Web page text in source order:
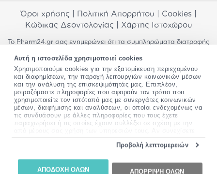
Αυτή η ιστοσελίδα χρησιμοποιεί cookies
Χρησιμοποιούμε cookies για την εξατομίκευση περιεχομένου
και διαφημίσεων, την παροχή λειτουργιών κοινωνικών μέσων
και την ανάλυση της επισκεψιμότητάς μας. Επιπλέον,
μοιραζόμαστε πληροφορίες που αφορούν τον τρόπο που
χρησιμοποιείτε τον ιστότοπό μας με συνεργάτες κοινωνικών
μέσων, διαφήμισης και αναλύσεων, οι οποίοι ενδεχομένως να
τις συνδυάσουν με άλλες πληροφορίες που τους έχετε
παραχωρήσει ή τις οποίες έχουν συλλέξει σε σχέση με την
να δείτεεδώ.
Προβολή λεπτομερειών
ΑΠΟΔΟΧΗ ΟΛΩΝ ΑΠΟΡΡΙΨΗ ΟΛΩΝ
Όροι χρήσης Πολιτική Απορρήτου Cookies
Κώδικας Δεοντολογίας| Χάρτης Ιστοχώρου
Το Pharm24.gr σας ενημερώνει ότι τα συμπληρώματα διατροφής
προορίζονται για την πρόληψη, αγωγή ή θεραπεία ανθρώπινης
νόσου. Συμβουλευτείτε τον γιατρό σας εάν είστε έγκυος,
θηλάζετε, ακολουθείτε παράλληλα φαρμακευτική αγωγή ή
αντιμετωπίζετε προβλήματα υγείας πριν χρησιμοποιήσετε
οποιοδήποτε συμπλήρωμα διατροφής. Προσπαθούμε διαρκώς να
σας παρέχουμε ακριβείς και έγκυρες πληροφορίες. Σε περίπτωση
που έχετε κάποια ερώτηση ή παρατήρηση σχετικά με αυτές,
παρακαλώεπικοινωνήστε μαζί μας.
2012-2026 - All rights Reserved •
Website by